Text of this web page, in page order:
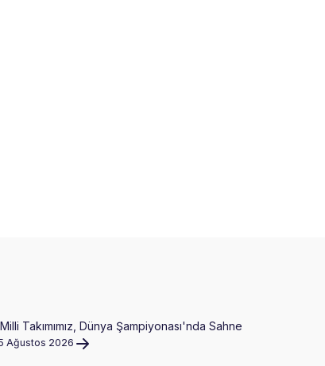
Takımımız, Dünya Şampiyonası'nda Sahne
Ağustos 2026